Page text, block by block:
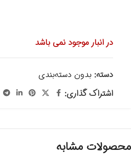
در انبار موجود نمی باشد
دسته: بدون دسته‌بندی
اشتراک گذاری:
محصولات مشابه